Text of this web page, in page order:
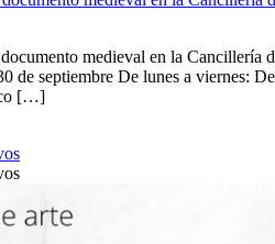
medieval en la Cancillería
de septiembre De lunes a viernes: De
[…]